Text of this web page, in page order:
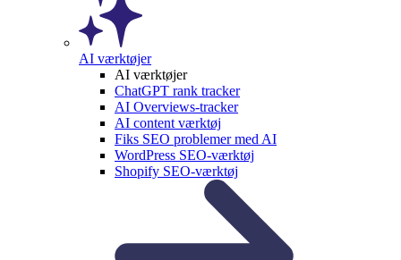
AI værktøjer
AI værktøjer
ChatGPT rank tracker
AI Overviews-tracker
AI content værktøj
Fiks SEO problemer med AI
WordPress SEO-værktøj
Shopify SEO-værktøj